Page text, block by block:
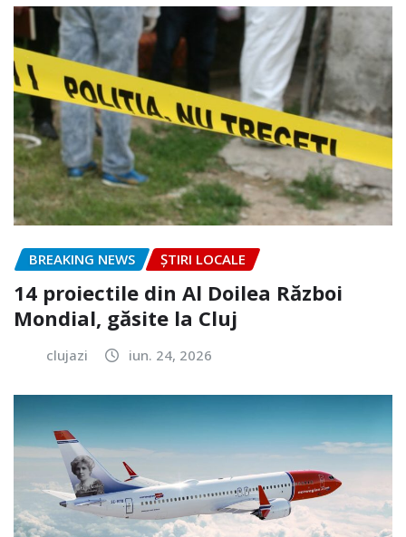
BREAKING NEWS ȘTIRI LOCALE
14 proiectile din Al Doilea Război
Mondial, găsite la Cluj
clujazi iun. 24, 2026